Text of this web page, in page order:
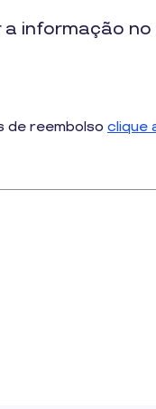
informação
de reembolso clique